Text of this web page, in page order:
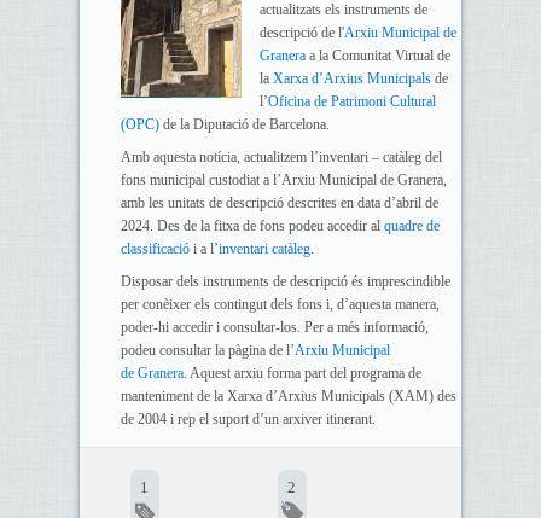
actualitzats els instruments de
descripció de l'Arxiu Municipal de
Graneraa la Comunitat Virtual de
la Xarxa d’Arxius Municipalsde
l’Oficina de Patrimoni Cultural
(OPC)de la Diputació de Barcelona.
Amb aquesta notícia, actualitzem l’inventari – catàleg del
fons municipal custodiat a l’Arxiu Municipal de Granera,
amb les unitats de descripció descrites en data d’abril de
2024. Des de la fitxa de fons podeu accedir al quadre de
classificaciói a l’inventari catàleg.
Disposar dels instruments de descripció és imprescindible
per conèixer els contingut dels fons i, d’aquesta manera,
poder-hi accedir i consultar-los. Per a més informació,
podeu consultar la pàgina de l’Arxiu Municipal
de Granera. Aquest arxiu forma part del programa de
manteniment de la Xarxa d’Arxius Municipals (XAM) des
de 2004 i rep el suport d’un arxiver itinerant.
1 2